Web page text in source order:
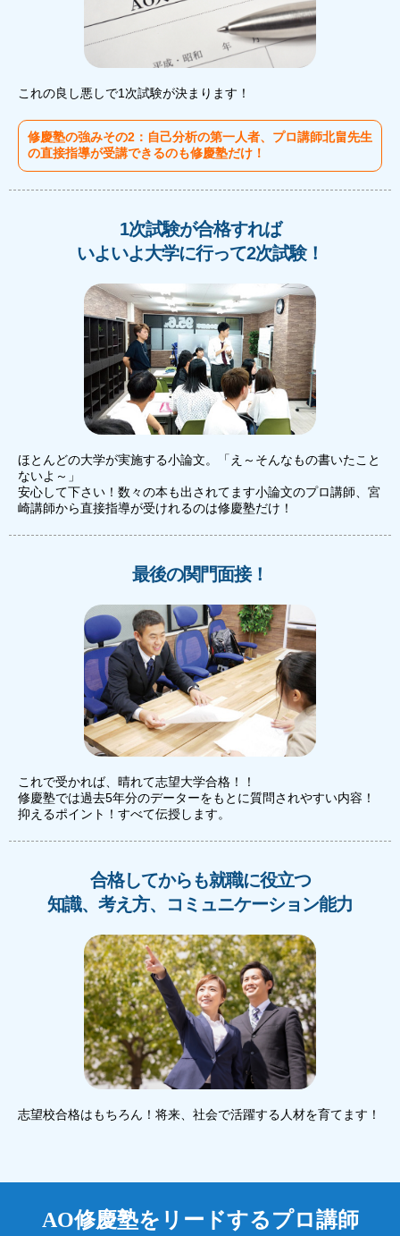
これの良し悪しで1次試験が決まります！
修慶塾の強みその2：自己分析の第一人者、プロ講師北畠先生
の直接指導が受講できるのも修慶塾だけ！
1次試験が合格すれば
いよいよ大学に行って2次試験！
ほとんどの大学が実施する小論文。「え～そんなもの書いたこと
ないよ～」
安心して下さい！数々の本も出されてます小論文のプロ講師、宮
崎講師から直接指導が受けれるのは修慶塾だけ！
最後の関門面接！
これで受かれば、晴れて志望大学合格！！
修慶塾では過去5年分のデーターをもとに質問されやすい内容！
抑えるポイント！すべて伝授します。
合格してからも就職に役立つ
知識、考え方、コミュニケーション能力
志望校合格はもちろん！将来、社会で活躍する人材を育てます！
AO修慶塾をリードするプロ講師